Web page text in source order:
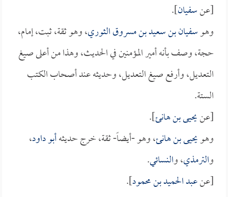
[عنسفيان].
وهوسفيان بن سعيد بن مسروق الثوري، وهو ثقة، ثبت، إمام،
حجة، وصف بأنه أمير المؤمنين في الحديث، وهذا من أعلى صيغ
التعديل، وأرفع صيغ التعديل، وحديثه عند أصحاب الكتب
الستة.
[عنيحيى بن هانئ].
وهويحيى بن هانئ، وهو -أيضاً- ثقة، خرج حديثهأبو داود،
والترمذي، والنسائي.
[عنعبد الحميد بن محمود].